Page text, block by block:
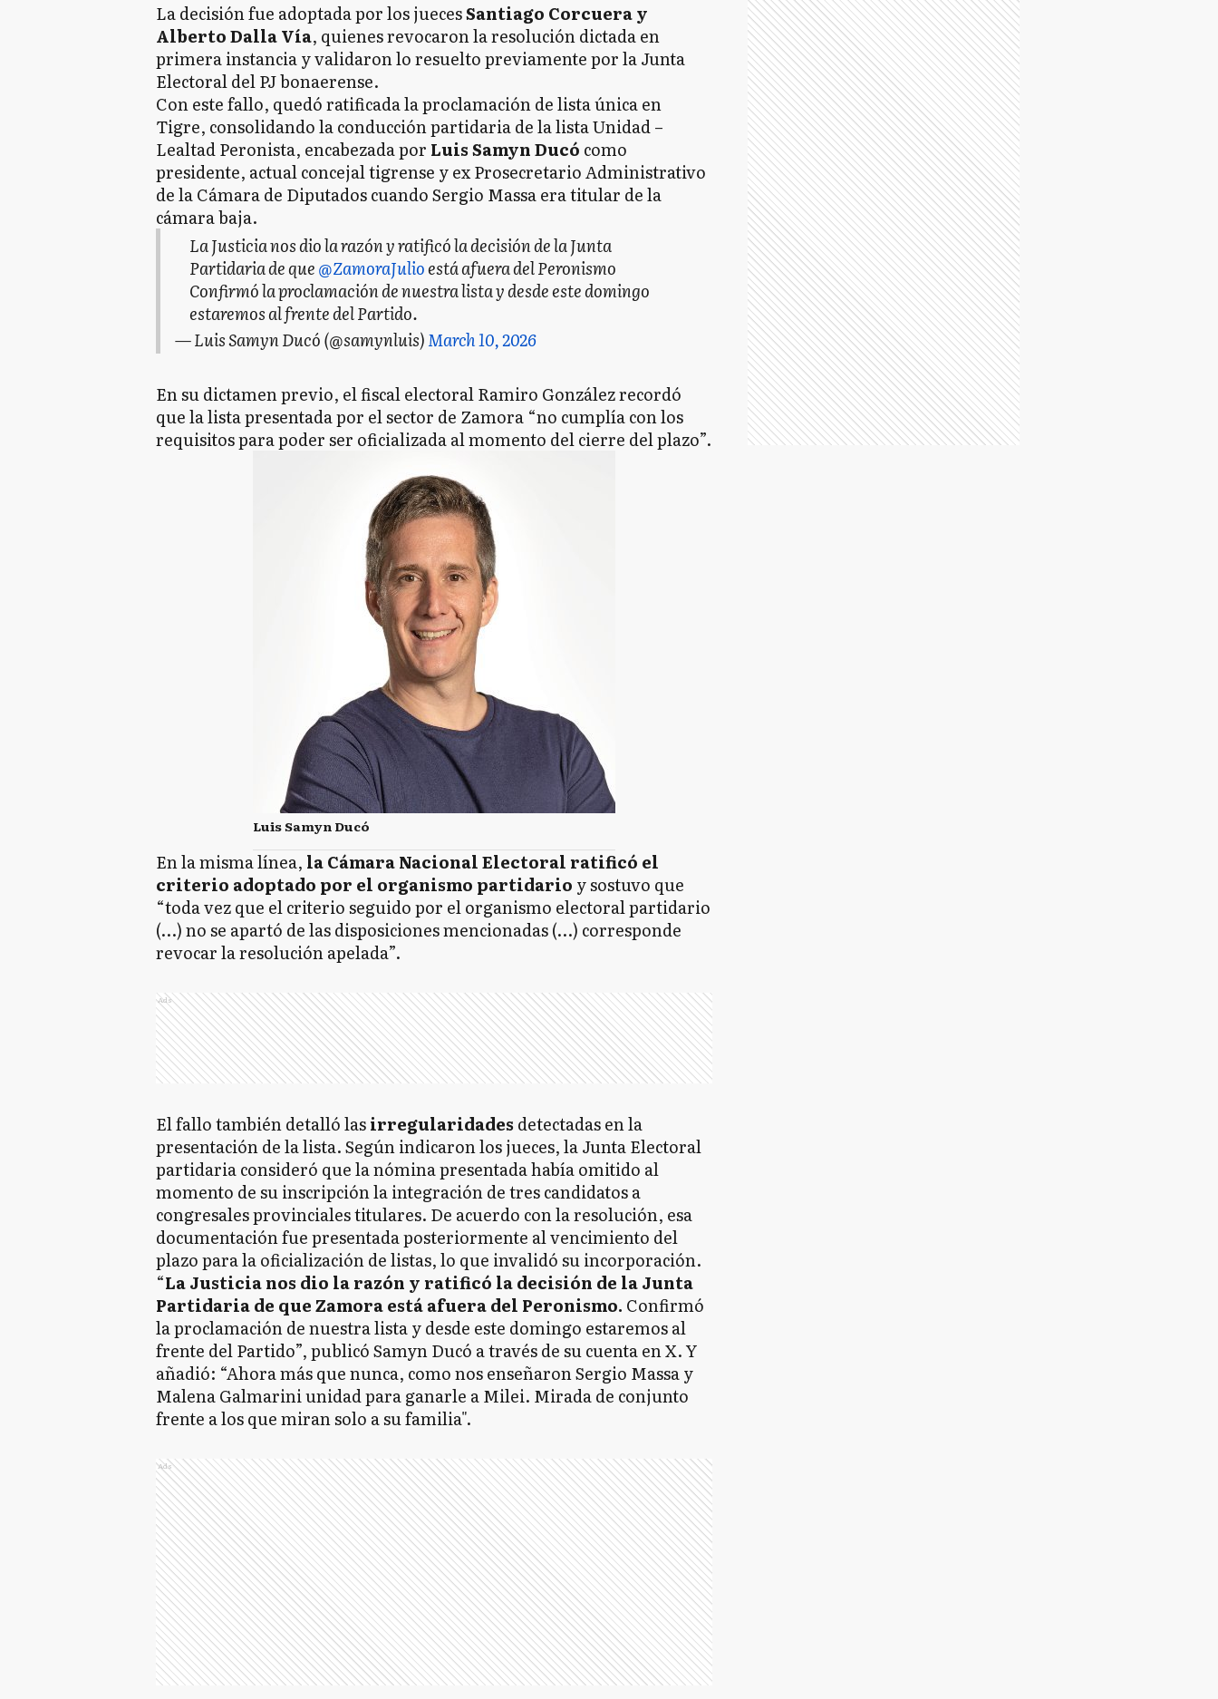
La decisión fue adoptada por los juecesSantiago Corcuera y
Alberto Dalla Vía, quienes revocaron la resolución dictada en
primera instancia y validaron lo resuelto previamente por la Junta
Electoral del PJ bonaerense.
Con este fallo, quedó ratificada la proclamación de lista única en
Tigre, consolidando la conducción partidaria de la lista Unidad –
Lealtad Peronista, encabezada por Luis Samyn Ducó como
presidente, actual concejal tigrense y ex Prosecretario Administrativo
de la Cámara de Diputados cuando Sergio Massa era titular de la
cámara baja.
La Justicia nos dio la razón y ratificó la decisión de la Junta
Partidaria de que@ZamoraJulioestá afuera del Peronismo
Confirmó la proclamación de nuestra lista y desde este domingo
estaremos al frente del Partido.
— Luis Samyn Ducó (@samynluis)March 10, 2026
En su dictamen previo, el fiscal electoral Ramiro González recordó
que la lista presentada por el sector de Zamora “no cumplía con los
requisitos para poder ser oficializada al momento del cierre del plazo”.
Luis Samyn Ducó
En la misma línea, la Cámara Nacional Electoral ratificó el
criterio adoptado por el organismo partidario y sostuvo que
“toda vez que el criterio seguido por el organismo electoral partidario
(…) no se apartó de las disposiciones mencionadas (…) corresponde
revocar la resolución apelada”.
Ads
El fallo también detalló lasirregularidades detectadas en la
presentación de la lista. Según indicaron los jueces, la Junta Electoral
partidaria consideró que la nómina presentada había omitido al
momento de su inscripción la integración de tres candidatos a
congresales provinciales titulares. De acuerdo con la resolución, esa
documentación fue presentada posteriormente al vencimiento del
plazo para la oficialización de listas, lo que invalidó su incorporación.
“La Justicia nos dio la razón y ratificó la decisión de la Junta
Partidaria de que Zamora está afuera del Peronismo. Confirmó
la proclamación de nuestra lista y desde este domingo estaremos al
frente del Partido”, publicó Samyn Ducó a través de su cuenta en X. Y
añadió: “Ahora más que nunca, como nos enseñaron Sergio Massa y
Malena Galmarini unidad para ganarle a Milei. Mirada de conjunto
frente a los que miran solo a su familia".
Ads